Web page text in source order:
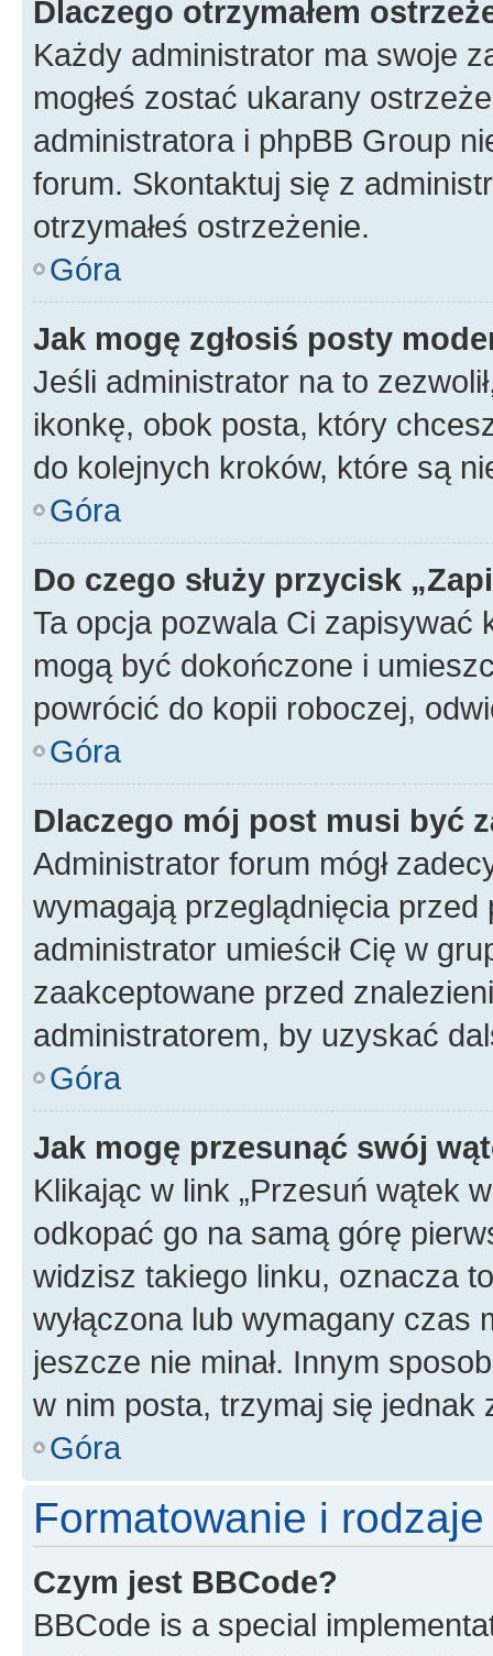
Dlaczego otrzymałem
Każdy administrator ma swoje
mogłeś zostać ukarany
administratora i phpBB Group
forum. Skontaktuj się z
otrzymałeś ostrzeżenie.
Góra
Jak mogę zgłosiś posty
Jeśli administrator na to
ikonkę, obok posta, który
do kolejnych kroków, które są
Góra
Do czego służy przycisk
Ta opcja pozwala Ci zapisywać
mogą być dokończone i
powrócić do kopii roboczej,
Góra
Dlaczego mój post musi być
Administrator forum mógł
wymagają przeglądnięcia
administrator umieścił Cię w
zaakceptowane przed
administratorem, by uzyskać
Góra
Jak mogę przesunąć swój
Klikając w link „Przesuń wątek
odkopać go na samą górę
widzisz takiego linku, oznacza
wyłączona lub wymagany czas
jeszcze nie minał. Innym
w nim posta, trzymaj się jednak
Góra
Formatowanie i
Czym jest BBCode?
BBCode is a special